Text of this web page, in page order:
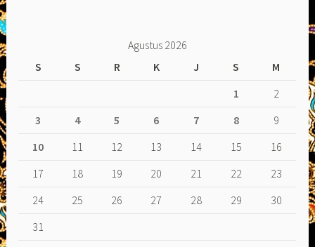
Agustus 2026
S
S R K J S
M
1
2
3
4 5 6 7 8
9
10
11 12 13 14 15
16
17
18 19 20 21 22
23
24
25 26 27 28 29
30
31